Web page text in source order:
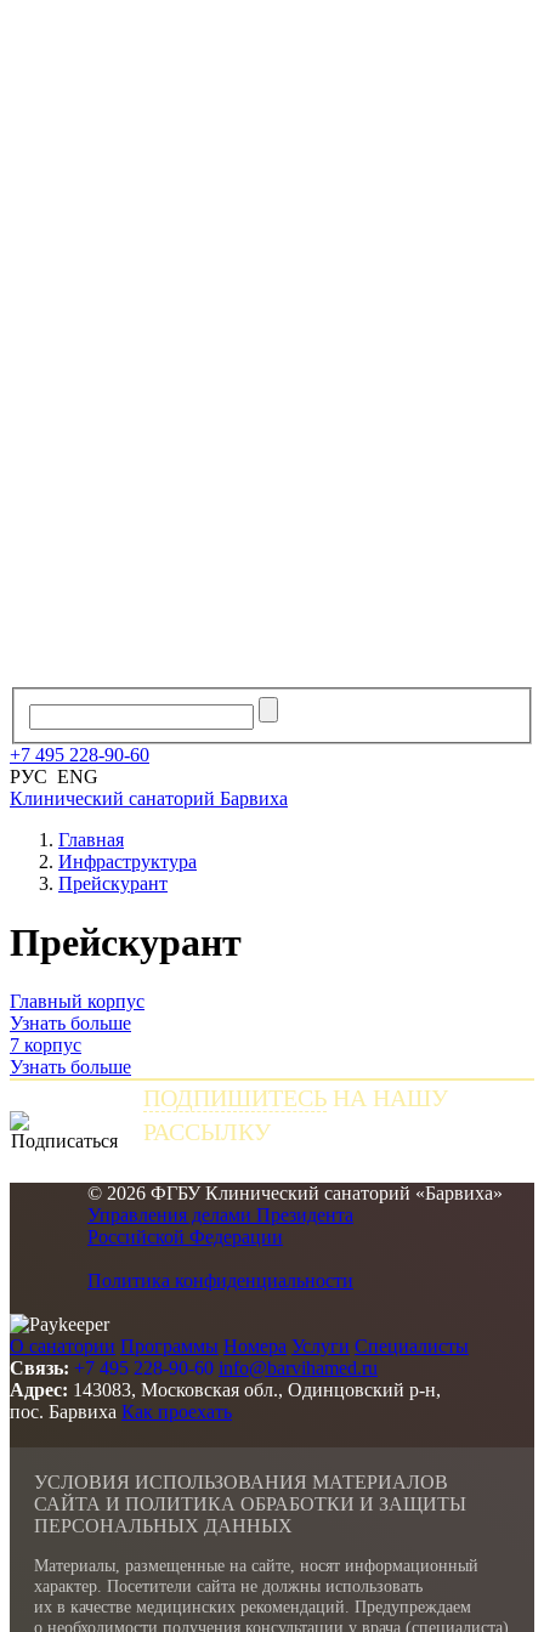
+7 495 228-90-60
РУС ENG
Клинический санаторий Барвиха
Главная
Инфраструктура
Прейскурант
Прейскурант
Главный корпус
Узнать больше
7 корпус
Узнать больше
ПОДПИШИТЕСЬ НА НАШУ
РАССЫЛКУ
© 2026 ФГБУ Клинический санаторий «Барвиха»
Управления делами Президента
Российской Федерации
Политика конфиденциальности
О санатории Программы Номера Услуги Специалисты
Связь: +7 495 228-90-60 info@barvihamed.ru
Адрес: 143083, Московская обл., Одинцовский р-н,
пос. Барвиха Как проехать
УСЛОВИЯ ИСПОЛЬЗОВАНИЯ МАТЕРИАЛОВ
САЙТА И ПОЛИТИКА ОБРАБОТКИ И ЗАЩИТЫ
ПЕРСОНАЛЬНЫХ ДАННЫХ
Материалы, размещенные на сайте, носят информационный
характер. Посетители сайта не должны использовать
их в качестве медицинских рекомендаций. Предупреждаем
о необходимости получения консультации у врача (специалиста)